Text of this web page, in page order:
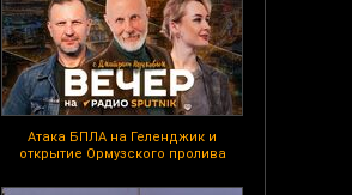
Атака БПЛА на Геленджик и
открытие Ормузского пролива